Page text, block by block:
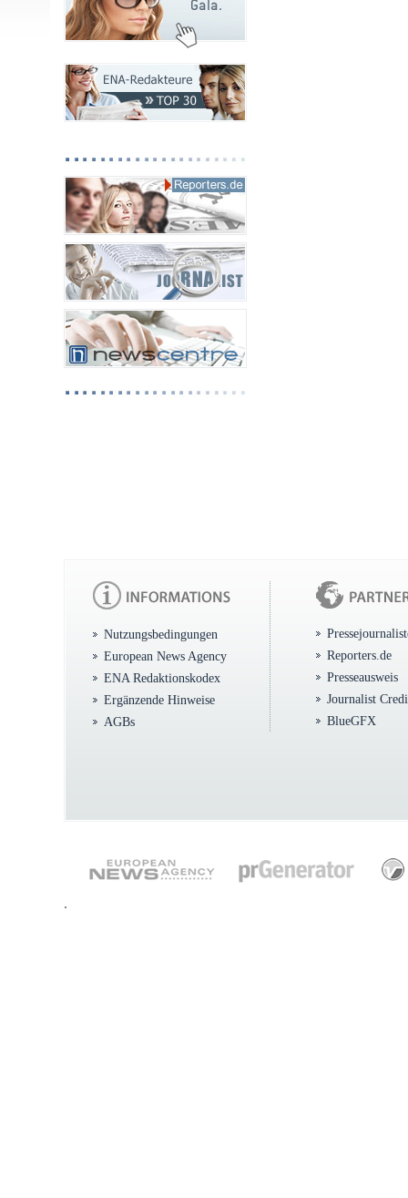
Nutzungsbedingungen
European News Agency
ENA Redaktionskodex
Ergänzende Hinweise
AGBs
Reporters.de
Presseausweis
Journalist
BlueGFX
.